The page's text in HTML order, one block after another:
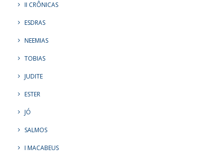
II CRÔNICAS
ESDRAS
NEEMIAS
TOBIAS
JUDITE
ESTER
JÓ
SALMOS
I MACABEUS